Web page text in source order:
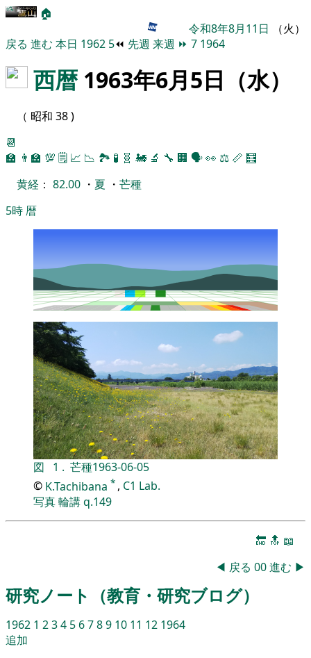
🏠
令和8年8月11日 （火）
戻る 進む 本日 1962 5⏪ 先週 来週 ⏩ 7 1964
西暦 1963年6月5日（水）
（ 昭和 38 )
📆
🏫 👨‍🏫 💯 🗒️ 📈 📉 🏞 🧪 🧬 🚂 🔬 🔧 🏢 🗣️👀 ⚖️ 📏 🧮
黄経 ： 82.00 ・ 夏 ・ 芒種
5時 暦
図 1 . 芒種1963-06-05
© K.Tachibana * , C1 Lab.
写真輪講q.149
🔚 🔝 📖
◀ 戻る 00進む ▶
研究ノート（教育・研究ブログ）
1962 1 234 5 6789 10 11 12 1964
追加